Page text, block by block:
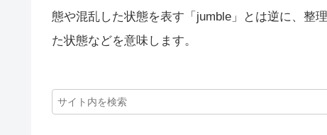
態や混乱した状態を表す「jumble」とは逆に、整
た状態などを意味します。